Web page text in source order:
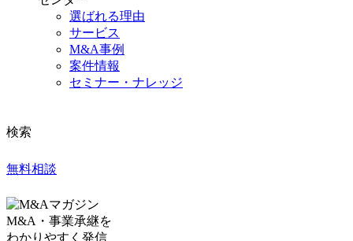
選ばれる理由
サービス
M&A事例
案件情報
セミナー・ナレッジ
検索
無料相談
M&A・事業承継を
わかりやすく発信